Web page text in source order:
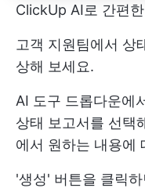
ClickUp AI로 간편
고객 지원팀에서 상
상해 보세요.
AI 도구 드롭다운에
상태 보고서를 선택
에서 원하는 내용에
'생성' 버튼을 클릭